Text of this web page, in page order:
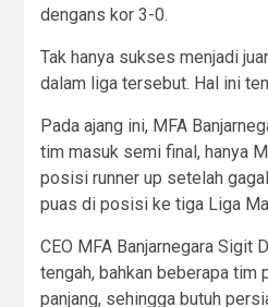
dengans kor 3-0.
Tak hanya sukses menjadi
dalam liga tersebut. Hal ini
Pada ajang ini, MFA
tim masuk semi final, hanya
posisi runner up setelah
puas di posisi ke tiga Liga
CEO MFA Banjarnegara
tengah, bahkan beberapa
panjang, sehingga butuh